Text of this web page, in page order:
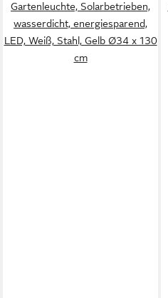
Gartenleuchte, Solarbetrieben,
wasserdicht, energiesparend,
LED, Weiß, Stahl, Gelb Ø34 x 130
cm